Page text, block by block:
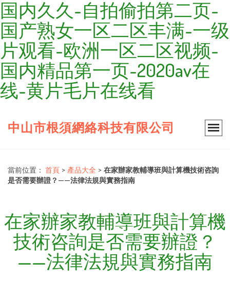
国内久久-自拍偷拍第二页-
国产熟女一区二区丰满-一级
片观看-欧洲一区二区视频-
国内精品第一页-2020av在
线-黄片毛片在线看
中山市根須網絡科技有限公司
當前位置： 首頁 > 產品大全 > 在家辦家教輔導班與計算機技術咨詢
是否需要辦證？——法律法規與實務指南
在家辦家教輔導班與計算機
技術咨詢是否需要辦證？
——法律法規與實務指南